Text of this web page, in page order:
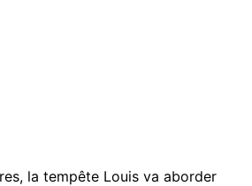
la tempête Louis va aborder